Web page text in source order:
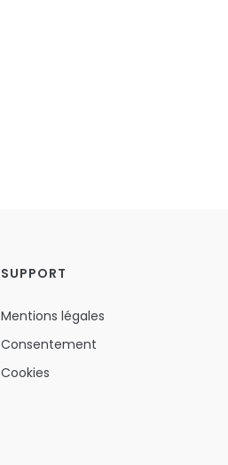
SUPPORT
Mentions légales
Consentement
Cookies